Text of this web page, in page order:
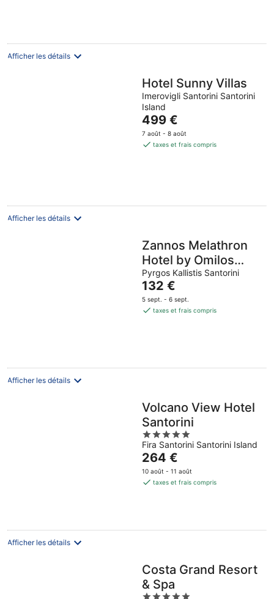
Afficher les détails
Hotel Sunny Villas
Imerovigli Santorini Santorini
Island
Le
prix
est
499 €
7 août - 8 août
taxes et frais compris
Afficher les détails
Zannos Melathron
Hotel by Omilos
Hotels
Pyrgos Kallistis Santorini
Le
prix
est
132 €
5 sept. - 6 sept.
taxes et frais compris
Afficher les détails
Volcano View Hotel
Santorini
5
out
of
5
Fira Santorini Santorini Island
Le
prix
est
nuit
264 €
10 août - 11 août
taxes et frais compris
Afficher les détails
Costa Grand Resort
& Spa